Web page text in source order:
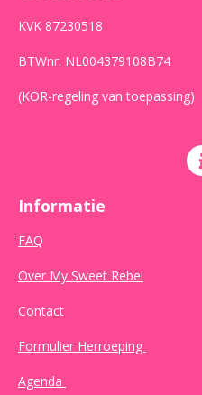
KVK 87230518
BTWnr. NL004379108B74
(KOR-regeling van toepassing)
Informatie
FAQ
Over My Sweet Rebel
Contact
Formulier Herroeping
Agenda